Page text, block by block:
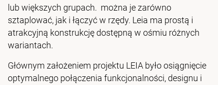
lub większych grupach. można je zarówno
sztaplować, jak i łączyć w rzędy. Leia ma prostą i
atrakcyjną konstrukcję dostępną w ośmiu różnych
wariantach.
Głównym założeniem projektu LEIA było osiągnięcie
optymalnego połączenia funkcjonalności, designu i